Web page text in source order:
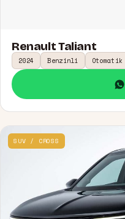
Renault Taliant
2024 Benzinli Otomatik
SUV / CROSS